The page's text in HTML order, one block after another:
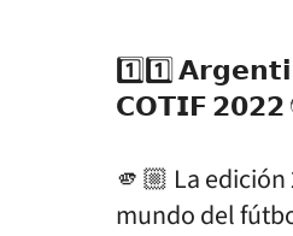
1️⃣1️⃣
𝗖𝗢𝗧𝗜𝗙 𝟮𝟬𝟮𝟮
🫵🏼 La edición
mundo del